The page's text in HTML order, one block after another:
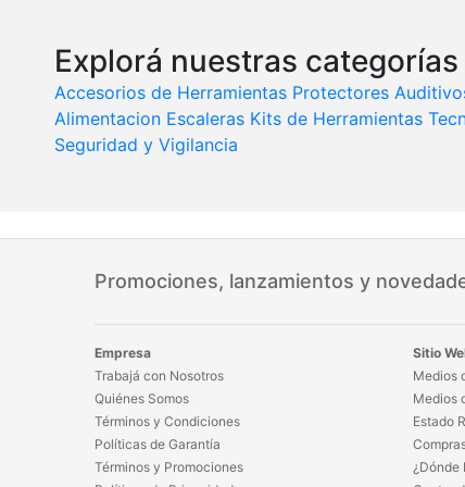
Explorá nuestras categorías
Accesorios de Herramientas Protectores
Alimentacion Escaleras Kits de Herramientas
Seguridad y Vigilancia
Promociones, lanzamientos y
Empresa
Trabajá con Nosotros
Quiénes Somos
Términos y Condiciones
Políticas de Garantía
Términos y Promociones
Sitio
Medios
Medios
Estado
¿Dónde